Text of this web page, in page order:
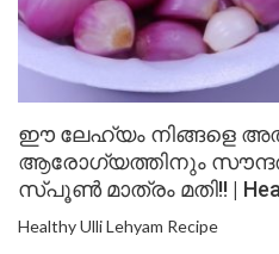
ഈ ലേഹ്യം നിങ്ങളെ
ആരോഗ്യത്തിനും
സ്പൂൺ മാത്രം മതി!! |
Healthy Ulli Lehyam Recipe